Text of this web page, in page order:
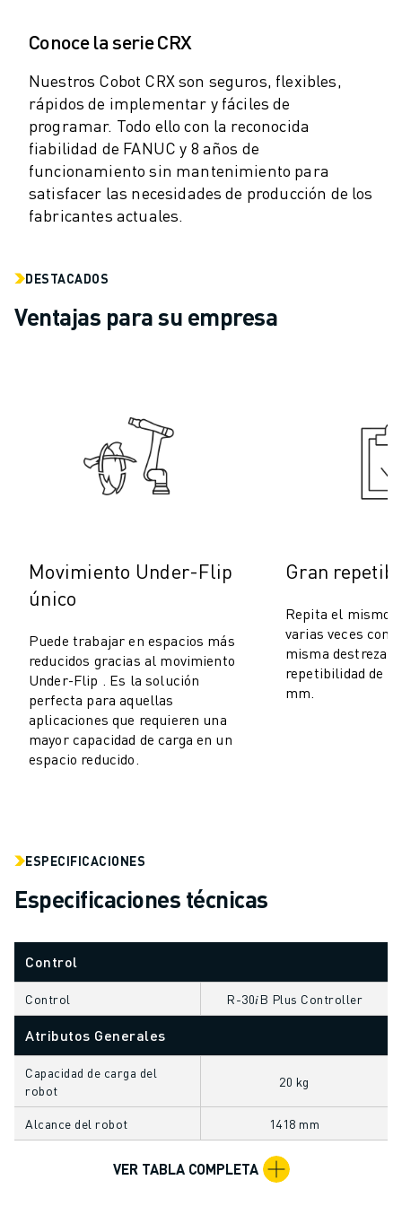
ELECTRÓNICA
MÉDICO
PLÁSTICOS
ALMACENAMIENTO, LOGÍSTICA, CORREOS Y PAQUETERÍA
APLICACIONES
TODAS LAS APLICACIONES
MECANIZADO EN 5 EJES
RECTIFICADO CNC
TORNEADO CNC
MANIPULACIÓN DE MATERIALES
SOLDADURA POR PUNTOS
ATENCIÓN AL CLIENTE
ATENCIÓN AL CLIENTE
CAMPO Y MANTENIMIENTO
ASISTENCIA TÉCNICA A DISTANCIA
PIEZAS DE RECAMBIO
REMANUFACTURING
HERRAMIENTAS DE SERVICIO DIGITAL
E- STORE
SOLUCIONES PARA LA INDUSTRIA
WORLDSKILLS Y JÓVENES TALENTOS
EVENTOS
EVENTOS EDUCATIVOS
SOBRE FANUC
SOBRE FANUC
FANUC EN EUROPA
SOSTENIBILIDAD
CARRERA PROFESIONAL
Conoce la serie CRX
Nuestros Cobot CRX son seguros, flexibles,
rápidos de implementar y fáciles de
programar. Todo ello con la reconocida
fiabilidad de FANUC y 8 años de
funcionamiento sin mantenimiento para
satisfacer las necesidades de producción de los
fabricantes actuales.
DESTACADOS
Ventajas para su empresa
Movimiento Under-Flip
único
Puede trabajar en espacios más
reducidos gracias al movimiento
Under-Flip . Es la solución
perfecta para aquellas
aplicaciones que requieren una
mayor capacidad de carga en un
espacio reducido.
Gran
Repita el mismo
varias veces con
misma destreza
repetibilidad de
mm.
ESPECIFICACIONES
Especificaciones técnicas
Control
Control R-30𝑖B Plus Controller
Atributos Generales
Capacidad de carga del
robot
20 kg
Alcance del robot 1418 mm
VER TABLA COMPLETA